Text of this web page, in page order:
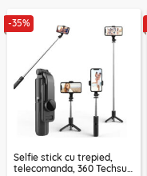
-35%
Selfie stick cu trepied,
telecomanda, 360 Techsuit